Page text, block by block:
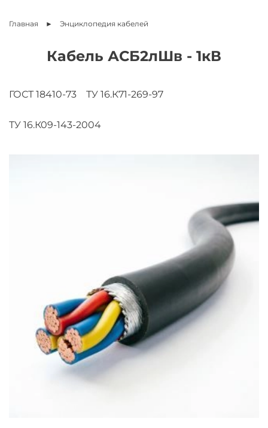
Главная Энциклопедия кабелей
Кабель АСБ2лШв - 1кВ
ГОСТ 18410-73 ТУ 16.К71-269-97
ТУ 16.К09-143-2004